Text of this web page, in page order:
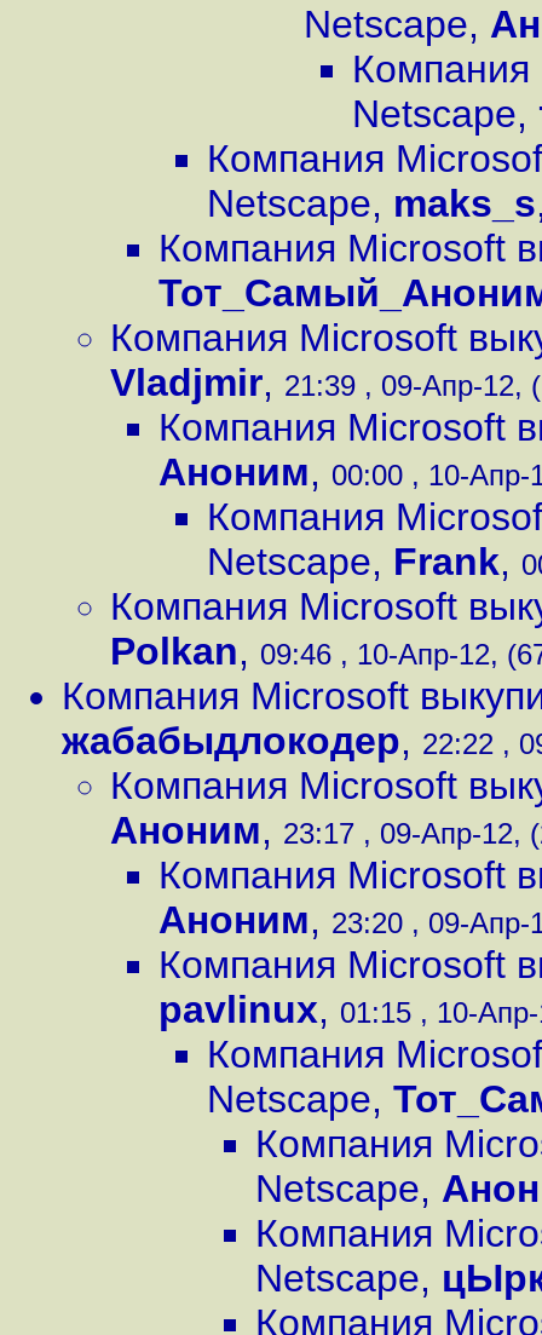
Netscape,
Компания
Netscape,
Компания
Netscape, maks_s
Компания Microsoft
Компания Microsoft
Vladjmir, 21:39 , 09-Апр-12,
Компания Microsoft
Аноним, 00:00 , 10-Апр-
Компания
Netscape, Frank,
Компания Microsoft
Polkan, 09:46 , 10-Апр-12,
Компания Microsoft
жабабыдлокодер, 22:22 ,
Компания Microsoft
Аноним, 23:17 , 09-Апр-12,
Компания Microsoft
Аноним, 23:20 , 09-Апр-
Компания Microsoft
pavlinux, 01:15 , 10-
Компания
Netscape,
Компания
Netscape,
Компания
Netscape,
Компания